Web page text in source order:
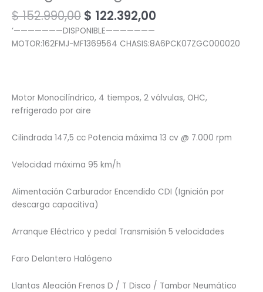
$152.990,00 $ 122.392,00
‘———————DISPONIBLE———————
MOTOR:162FMJ-MF1369564 CHASIS:8A6PCK07ZGC000020
Motor Monocilíndrico, 4 tiempos, 2 válvulas, OHC,
refrigerado por aire
Cilindrada 147,5 cc Potencia máxima 13 cv @ 7.000 rpm
Velocidad máxima 95 km/h
Alimentación Carburador Encendido CDI (Ignición por
descarga capacitiva)
Arranque Eléctrico y pedal Transmisión 5 velocidades
Faro Delantero Halógeno
Llantas Aleación Frenos D / T Disco / Tambor Neumático